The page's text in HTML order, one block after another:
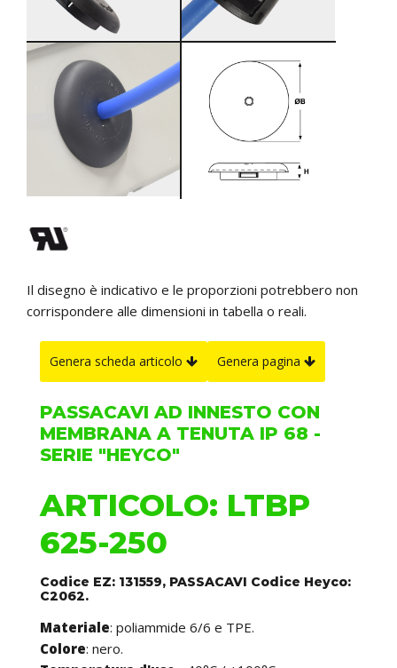
Il disegno è indicativo e le proporzioni potrebbero non
corrispondere alle dimensioni in tabella o reali.
Genera scheda articolo Genera pagina
PASSACAVI AD INNESTO CON
MEMBRANA A TENUTA IP 68 -
SERIE "HEYCO"
ARTICOLO: LTBP
625-250
Codice EZ: 131559, PASSACAVI Codice Heyco:
C2062.
Materiale: poliammide 6/6 e TPE.
Colore: nero.